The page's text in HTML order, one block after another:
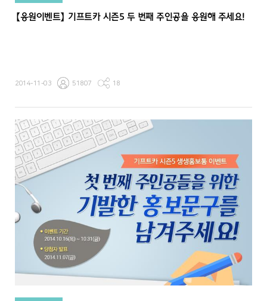
【응원이벤트】 기프트카 시즌5 두 번째 주인공을 응원해 주세요!
2014-11-03 51807 18